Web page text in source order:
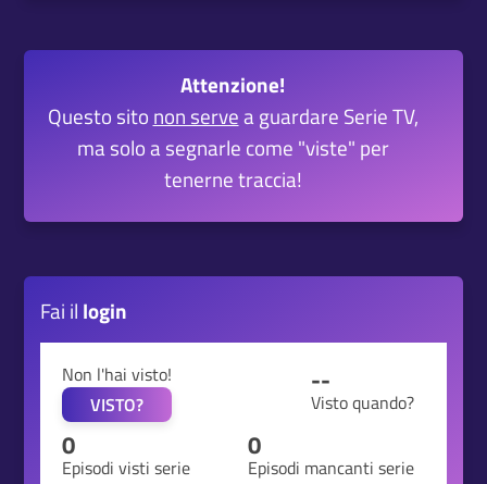
Attenzione!
Questo sito non servea guardare Serie TV,
ma solo a segnarle come "viste" per
tenerne traccia!
Fai il login
Non l'hai visto!
VISTO?
--
Visto quando?
0
Episodi visti serie
0
Episodi mancanti serie